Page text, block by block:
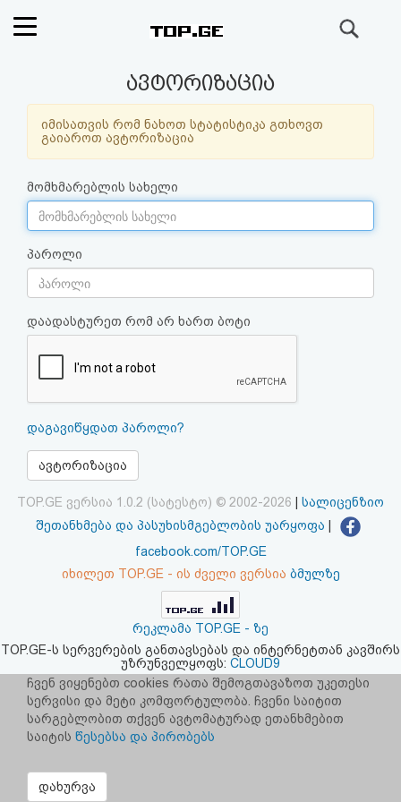
ფოსტა
კითხვა-
პასუხი
ავტორიზაცია
რეგისტრაცია
პაროლის
HTML
კოდი
შეთანხმება
პასუხისმგებლობის
უარყოფა
ავტორიზაცია
იმისათვის რომ ნახოთ სტატისტიკა გთხოვთ
გაიაროთ ავტორიზაცია
მომხმარებლის სახელი
პაროლი
დაადასტურეთ რომ არ ხართ ბოტი
დაგავიწყდათ პაროლი?
ავტორიზაცია
TOP.GE ვერსია 1.0.2 (სატესტო) © 2002-2026
სალიცენზიო
შეთანხმება და პასუხისმგებლობის უარყოფა
facebook.com/TOP.GE
იხილეთ TOP.GE - ის ძველი ვერსია ბმულზე
რეკლამა TOP.GE - ზე
TOP.GE-ს სერვერების განთავსებას და ინტერნეტთან კავშირს
უზრუნველყოფს: CLOUD9
ჩვენ ვიყენებთ cookies რათა შემოგთავაზოთ უკეთესი
სერვისი და მეტი კომფორტულობა. ჩვენი საიტით
სარგებლობით თქვენ ავტომატურად ეთანხმებით
საიტის წესებსა და პირობებს
დახურვა